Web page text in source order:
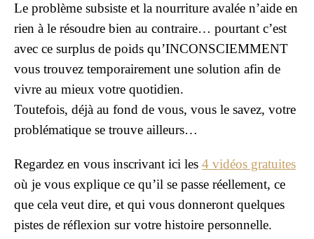
Le problème subsiste et la nourriture avalée n’aide en
rien à le résoudre bien au contraire… pourtant c’est
avec ce surplus de poids qu’INCONSCIEMMENT
vous trouvez temporairement une solution afin de
vivre au mieux votre quotidien.
Toutefois, déjà au fond de vous, vous le savez, votre
problématique se trouve ailleurs…
Regardez en vous inscrivant ici les 4 vidéos gratuites
où je vous explique ce qu’il se passe réellement, ce
que cela veut dire, et qui vous donneront quelques
pistes de réflexion sur votre histoire personnelle.